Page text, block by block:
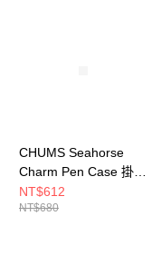
CHUMS Seahorse
Charm Pen Case 掛飾
筆套 CH603871Z098
NT$612
NT$680